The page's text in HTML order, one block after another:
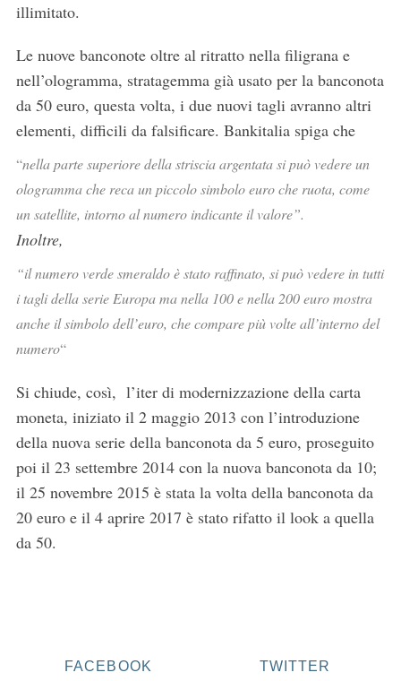
illimitato.
Le nuove banconote oltre al ritratto nella filigrana e
nell’ologramma, stratagemma già usato per la banconota
da 50 euro, questa volta, i due nuovi tagli avranno altri
elementi, difficili da falsificare. Bankitalia spiga che
“nella parte superiore della striscia argentata si può vedere un
ologramma che reca un piccolo simbolo euro che ruota, come
un satellite, intorno al numero indicante il valore”.
Inoltre,
“il numero verde smeraldo è stato raffinato, si può vedere in tutti
i tagli della serie Europa ma nella 100 e nella 200 euro mostra
anche il simbolo dell’euro, che compare più volte all’interno del
numero“
Si chiude, così, l’iter di modernizzazione della carta
moneta, iniziato il 2 maggio 2013 con l’introduzione
della nuova serie della banconota da 5 euro, proseguito
poi il 23 settembre 2014 con la nuova banconota da 10;
il 25 novembre 2015 è stata la volta della banconota da
20 euro e il 4 aprire 2017 è stato rifatto il look a quella
da 50.
FACEBOOK TWITTER